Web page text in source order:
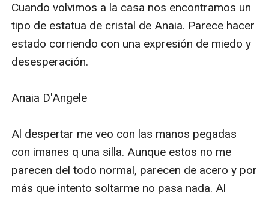
Cuando volvimos a la casa nos encontramos un
tipo de estatua de cristal de Anaia. Parece hacer
estado corriendo con una expresión de miedo y
desesperación.
Anaia D'Angele
Al despertar me veo con las manos pegadas
con imanes q una silla. Aunque estos no me
parecen del todo normal, parecen de acero y por
más que intento soltarme no pasa nada. Al